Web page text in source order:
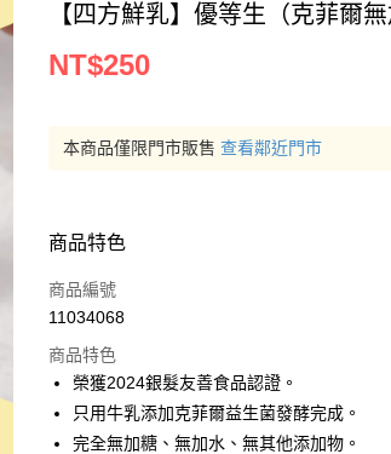
【四方鮮乳】優等生（克菲爾無
NT$250
本商品僅限門市販售 查看鄰近門市
商品特色
商品編號
11034068
商品特色
榮獲2024銀髮友善食品認證。
只用牛乳添加克菲爾益生菌發酵完成。
完全無加糖、無加水、無其他添加物。